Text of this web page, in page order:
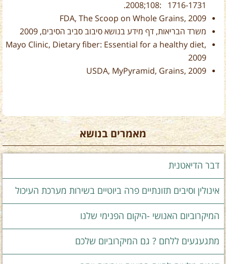
2008;108: 1716-1731
.
FDA, The Scoop on Whole Grains, 2009
משרד הבריאות, דף מידע בנושא סיבוב סביב הסיבים, 2009
Mayo Clinic, Dietary fiber: Essential for a healthy diet,
2009
USDA, MyPyramid, Grains, 2009
מאמרים בנושא
דבר הדיאטנית
אינולין וסיבים תזונתיים פרה ביוטיים בשירות מערכת העיכול
המיקרוביום האנושי -היקום הפנימי שלנו
מתגעגעים ללחם ? גם המיקרוביום שלכם